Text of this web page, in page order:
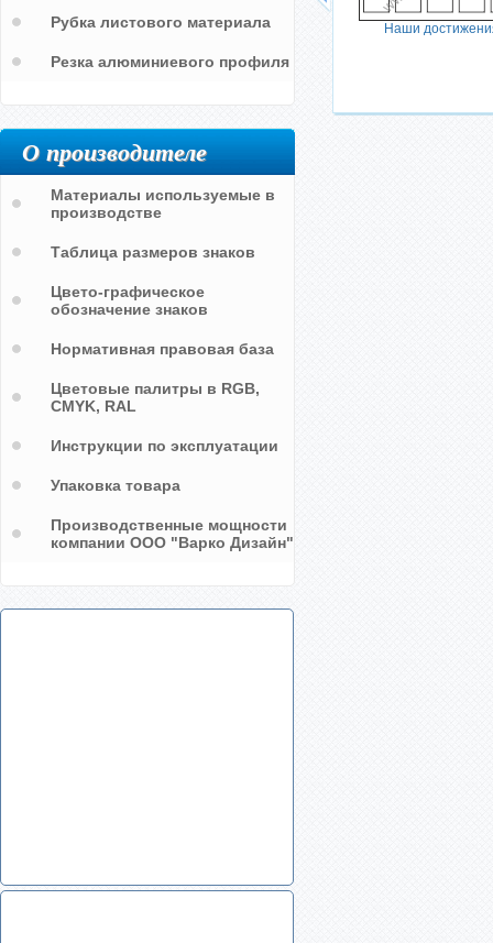
Наши
Рубка листового материала
Резка алюминиевого профиля
О производителе
Материалы используемые в
производстве
Таблица размеров знаков
Цвето-графическое
обозначение знаков
Нормативная правовая база
Цветовые палитры в RGB,
CMYK, RAL
Инструкции по эксплуатации
Упаковка товара
Производственные мощности
компании ООО "Варко Дизайн"